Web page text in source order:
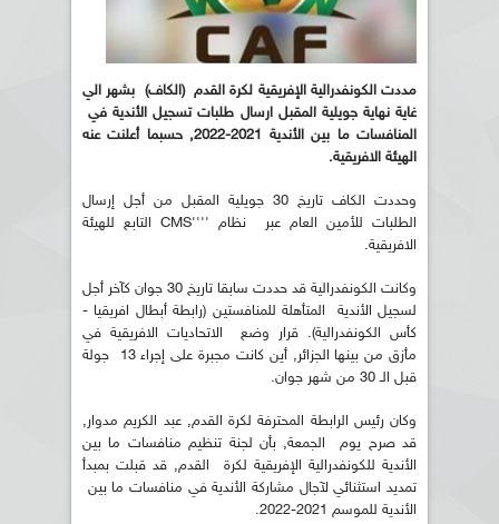
مددت الكونفدرالية الإفريقية لكرة القدم (الكاف) بشهر الي
غاية نهاية جويلية المقبل ارسال طلبات تسجيل الأندية في
المنافسات ما بين الأندية 2021-2022, حسبما أعلنت عنه
الهيئة الافريقية.
وحددت الكاف تاريخ 30 جويلية المقبل من أجل إرسال
الطلبات للأمين العام عبر نظام ''''CMS التابع للهيئة
الافريقية.
وكانت الكونفدرالية قد حددت سابقا تاريخ 30 جوان كآخر أجل
لسجيل الأندية المتأهلة للمنافستين (رابطة أبطال افريقيا -
كأس الكونفدرالية). قرار وضع الاتحاديات الافريقية في
مأزق من بينها الجزائر, أين كانت مجبرة على إجراء 13 جولة
قبل الـ 30 من شهر جوان.
وكان رئيس الرابطة المحترفة لكرة القدم, عبد الكريم مدوار,
قد صرح يوم الجمعة, بأن لجنة تنظيم منافسات ما بين
الأندية للكونفدرالية الإفريقية لكرة القدم, قد قبلت بمبدأ
تمديد استثنائي لآجال مشاركة الأندية في منافسات ما بين
الأندية للموسم 2021-2022.